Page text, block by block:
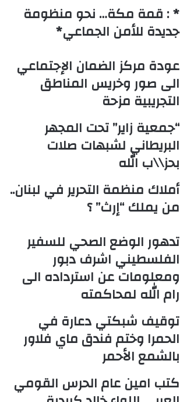
* : قمة مكة… نحو منظومة
جديدة للأمن الجماعي*
عودة مركز الضمان الإجتماعي
الى صور وخريس المناطق
التجريبية مزحة
“جمعية زاير” تحت المجهر
البريطاني لشبهات صلات
بحز\\ب الله
أملاك منظمة التحرير في لبنان..
من يملك “إرث” ؟
تدهور الوضع الصحي للسفير
الفلسطيني اشرف دبور
ومعلومات عن استرداده الى
رام الله لمحاكمته
توقيف شبكتي دعارة في
الحمرا وختم فندق ماي فلاور
بالشمع الأحمر
كتب امين عام الحرس القومي